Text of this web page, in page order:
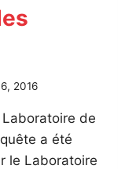
2016
de
a été
le Laboratoire